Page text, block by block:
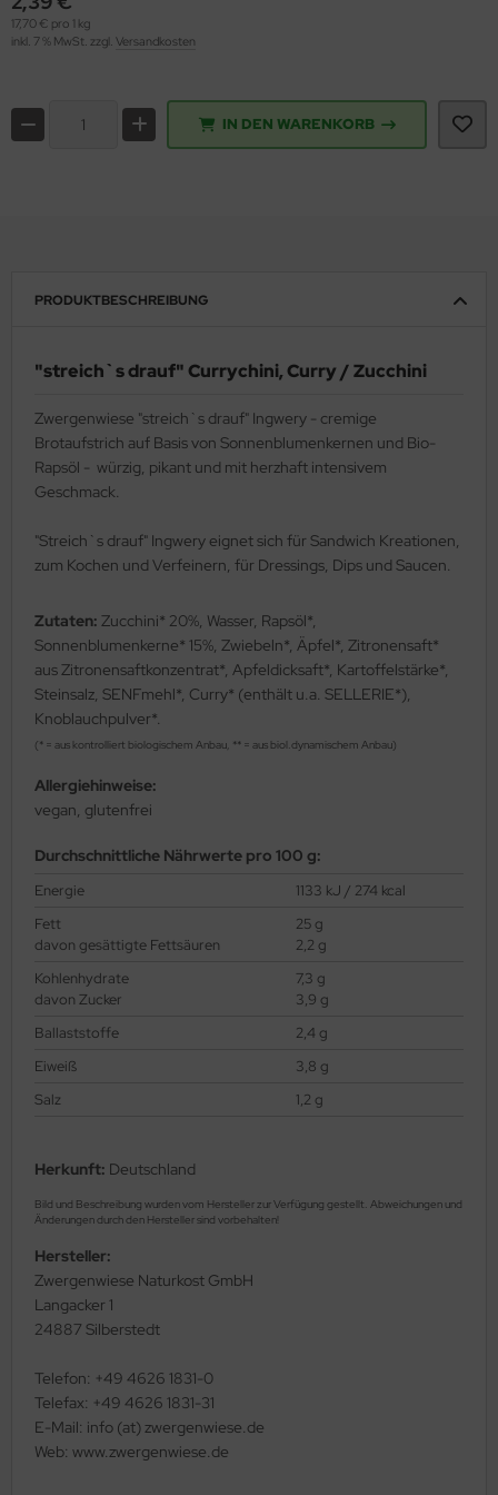
17,70 € pro 1 kg
inkl. 7 % MwSt. zzgl. Versandkosten
IN DEN WARENKORB
PRODUKTBESCHREIBUNG
"streich`s drauf" Currychini, Curry / Zucchini
Zwergenwiese "streich`s drauf" Ingwery - cremige
Brotaufstrich auf Basis von Sonnenblumenkernen und Bio-
Rapsöl - würzig, pikant und mit herzhaft intensivem
Geschmack.
"Streich`s drauf" Ingwery eignet sich für Sandwich Kreationen,
zum Kochen und Verfeinern, für Dressings, Dips und Saucen.
Zutaten: Zucchini* 20%, Wasser, Rapsöl*,
Sonnenblumenkerne* 15%, Zwiebeln*, Äpfel*, Zitronensaft*
aus Zitronensaftkonzentrat*, Apfeldicksaft*, Kartoffelstärke*,
Steinsalz, SENFmehl*, Curry* (enthält u.a. SELLERIE*),
Knoblauchpulver*.
(* = aus kontrolliert biologischem Anbau, ** = aus biol.dynamischem Anbau)
Allergiehinweise:
vegan, glutenfrei
Durchschnittliche Nährwerte pro 100 g:
Energie
1133 kJ / 274 kcal
Fett
davon gesättigte Fettsäuren
25 g
2,2 g
Kohlenhydrate
davon Zucker
7,3 g
3,9 g
Ballaststoffe
2,4 g
Eiweiß
3,8 g
Salz
1,2 g
Herkunft: Deutschland
Bild und Beschreibung wurden vom Hersteller zur Verfügung gestellt. Abweichungen und
Änderungen durch den Hersteller sind vorbehalten!
Hersteller:
Zwergenwiese Naturkost GmbH
Langacker 1
24887 Silberstedt
Telefon: +49 4626 1831-0
Telefax: +49 4626 1831-31
E-Mail: info (at) zwergenwiese.de
Web: www.zwergenwiese.de